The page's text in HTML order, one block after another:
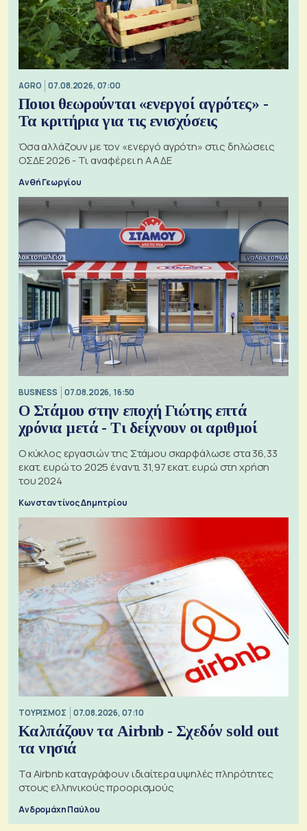
AGRO 07.08.2026, 07:00
Ποιοι θεωρούνται «ενεργοί αγρότες» -
Τα κριτήρια για τις ενισχύσεις
Όσα αλλάζουν με τον «ενεργό αγρότη» στις δηλώσεις
ΟΣΔΕ 2026 - Τι αναφέρει η ΑΑΔΕ
Ανθή Γεωργίου
BUSINESS 07.08.2026, 16:50
Ο Στάμου στην εποχή Γιώτης επτά
χρόνια μετά - Τι δείχνουν οι αριθμοί
Ο κύκλος εργασιών της Στάμου σκαρφάλωσε στα 36,33
εκατ. ευρώ το 2025 έναντι 31,97 εκατ. ευρώ στη χρήση
του 2024
Κωνσταντίνος Δημητρίου
ΤΟΥΡΙΣΜΟΣ 07.08.2026, 07:10
Καλπάζουν τα Airbnb - Σχεδόν sold out
τα νησιά
Τα Airbnb καταγράφουν ιδιαίτερα υψηλές πληρότητες
στους ελληνικούς προορισμούς
Ανδρομάχη Παύλου